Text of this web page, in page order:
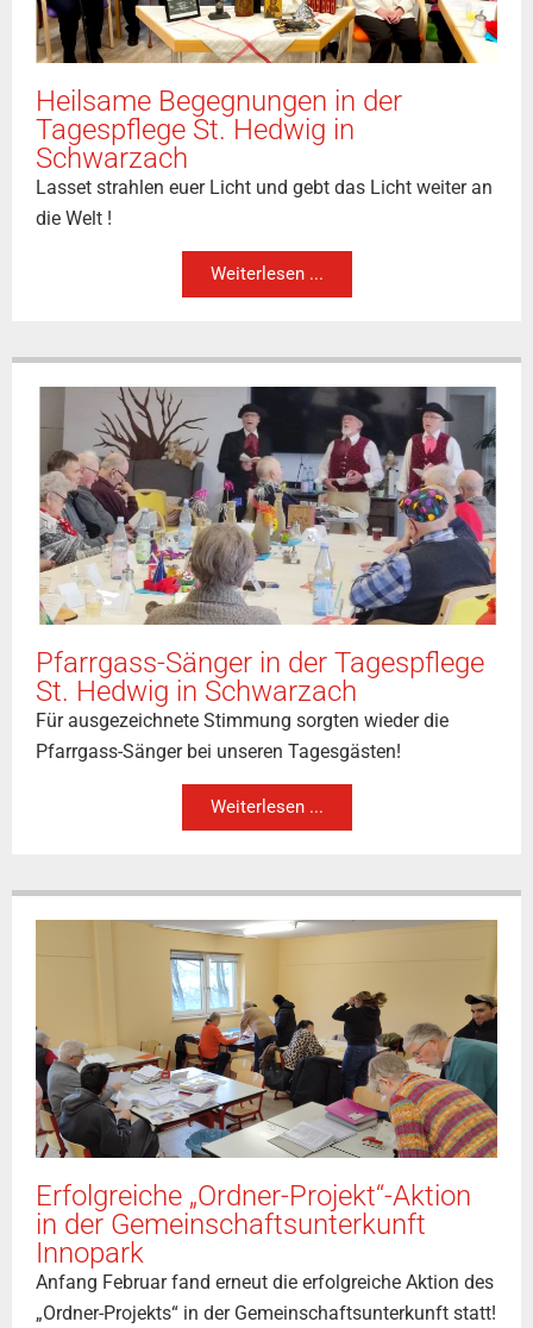
Heilsame Begegnungen in der
Tagespflege St. Hedwig in
Schwarzach
Lasset strahlen euer Licht und gebt das Licht weiter an
die Welt !
Weiterlesen ...
Pfarrgass-Sänger in der Tagespflege
St. Hedwig in Schwarzach
Für ausgezeichnete Stimmung sorgten wieder die
Pfarrgass-Sänger bei unseren Tagesgästen!
Weiterlesen ...
Erfolgreiche „Ordner-Projekt“-Aktion
in der Gemeinschaftsunterkunft
Innopark
Anfang Februar fand erneut die erfolgreiche Aktion des
„Ordner-Projekts“ in der Gemeinschaftsunterkunft statt!